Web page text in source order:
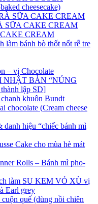
cheesecake)
SỮA CAKE CREAM
SỮA CAKE CREAM
CREAM
làm bánh bò thốt nốt rễ tre
– vị Chocolate
NHẬT BẢN “NÚNG
lập SD]
khuôn Bundt
chocolate (Cream cheese
danh hiệu “chiếc bánh mì
Cake cho mùa hè mát
Rolls – Bánh mì pho-
làm SU KEM VỎ XÙ vị
Earl grey
quế (dùng nồi chiên